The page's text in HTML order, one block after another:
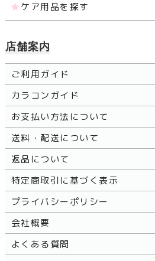
ケア用品を探す
店舗案内
ご利用ガイド
カラコンガイド
お支払い方法について
送料・配送について
返品について
特定商取引に基づく表示
プライバシーポリシー
会社概要
よくある質問